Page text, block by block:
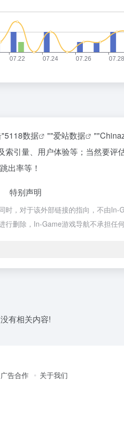
5118数据 ""爱站数据 ""
引量、用户体验等；当然要
出率等！
特别声明
，对于该外部链接的指向，不由
删除，In-Game游戏导航不承担任何
没有相关内容!
广告合作 关于我们